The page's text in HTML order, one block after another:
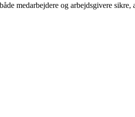
medarbejdere og arbejdsgivere